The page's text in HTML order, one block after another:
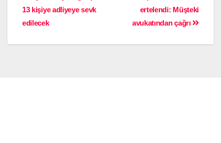
ertelendi: Müşteki
avukatından çağrı
13 kişiye adliyeye sevk
edilecek